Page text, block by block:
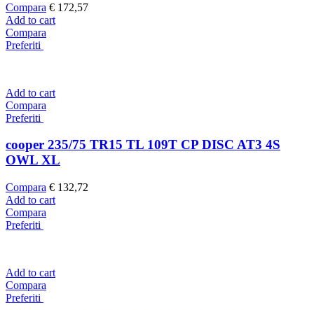
Compara € 172,57
Add to cart
Compara
Preferiti
Add to cart
Compara
Preferiti
cooper 235/75 TR15 TL 109T CP DISC AT3 4S
OWL XL
Compara € 132,72
Add to cart
Compara
Preferiti
Add to cart
Compara
Preferiti